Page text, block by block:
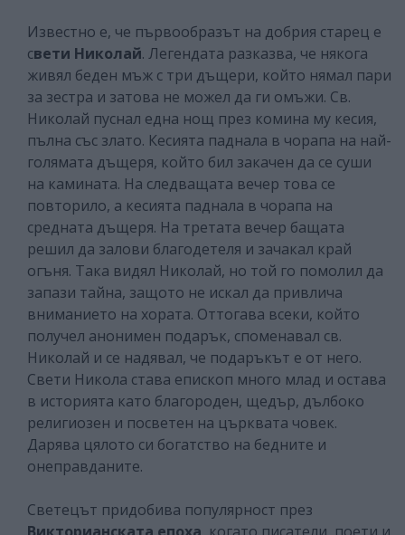
Известно е, че първообразът на добрия старец е
свети Николай. Легендата разказва, че някога
живял беден мъж с три дъщери, който нямал пари
за зестра и затова не можел да ги омъжи. Св.
Николай пуснал една нощ през комина му кесия,
пълна със злато. Кесията паднала в чорапа на най-
голямата дъщеря, който бил закачен да се суши
на камината. На следващата вечер това се
повторило, а кесията паднала в чорапа на
средната дъщеря. На третата вечер бащата
решил да залови благодетеля и зачакал край
огъня. Така видял Николай, но той го помолил да
запази тайна, защото не искал да привлича
вниманието на хората. Оттогава всеки, който
получел анонимен подарък, споменавал св.
Николай и се надявал, че подаръкът е от него.
Свети Никола става епископ много млад и остава
в историята като благороден, щедър, дълбоко
религиозен и посветен на църквата човек.
Дарява цялото си богатство на бедните и
онеправданите.
Светецът придобива популярност през